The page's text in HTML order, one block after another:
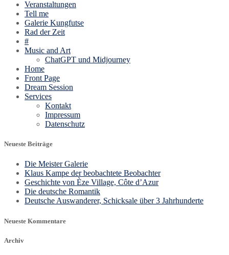
Veranstaltungen
Tell me
Galerie Kungfutse
Rad der Zeit
#
Music and Art
ChatGPT und Midjourney
Home
Front Page
Dream Session
Services
Kontakt
Impressum
Datenschutz
Neueste Beiträge
Die Meister Galerie
Klaus Kampe der beobachtete Beobachter
Geschichte von Èze Village, Côte d’Azur
Die deutsche Romantik
Deutsche Auswanderer, Schicksale über 3 Jahrhunderte
Neueste Kommentare
Archiv